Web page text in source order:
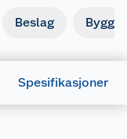
Beslag
Spesifikasjoner